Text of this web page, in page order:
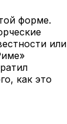
форме.
или
как это